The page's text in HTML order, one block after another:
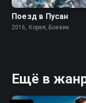
Поезд в Пусан
2016, Корея, Боевик
Ещё в